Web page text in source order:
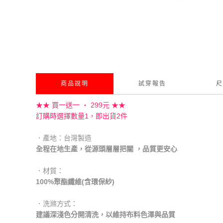
商品說明 試穿報告
★★ 買一送一 ‧ 299元 ★★
訂購時選擇數量1，即出貨2件
．產地：台灣製造
全程在地生產，從源頭層層把關 ，品質更安心
．材質：
100%聚酯纖維(含環保紗)
．洗滌方式：
建議深淺色分開清洗，以維持布料色澤與品質